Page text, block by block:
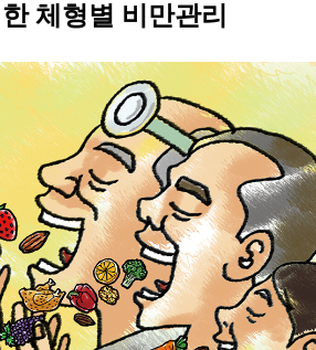
체형별 비만관리